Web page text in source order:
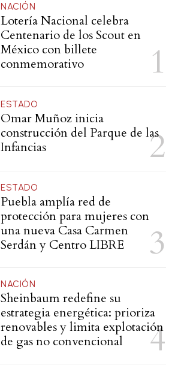
NACIÓN
Lotería Nacional celebra
Centenario de los Scout en
México con billete
conmemorativo
ESTADO
Omar Muñoz inicia
construcción del Parque de las
Infancias
ESTADO
Puebla amplía red de
protección para mujeres con
una nueva Casa Carmen
Serdán y Centro LIBRE
NACIÓN
Sheinbaum redefine su
estrategia energética: prioriza
renovables y limita explotación
de gas no convencional